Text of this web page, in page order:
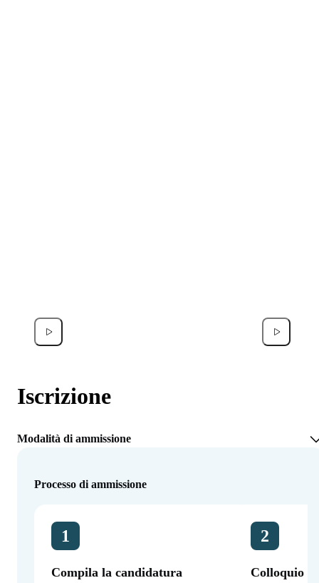
Iscrizione
Modalità di ammissione
Processo di ammissione
1
Compila la candidatura
2
Colloquio